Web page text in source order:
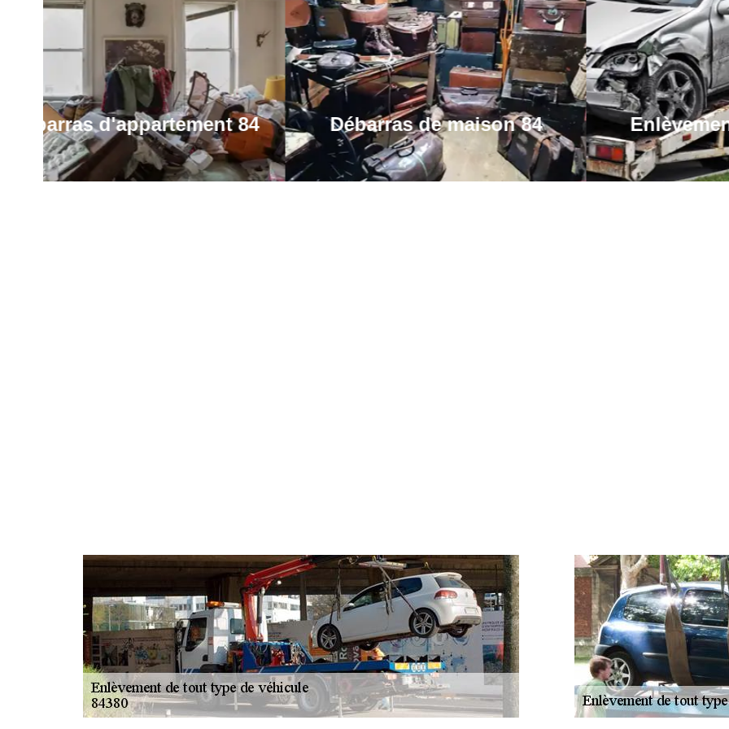
Débarras de maison 84 Enlèvement d'épave 84